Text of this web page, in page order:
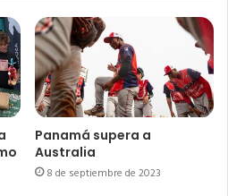
Panamá supera a
Australia
8 de septiembre de 2023